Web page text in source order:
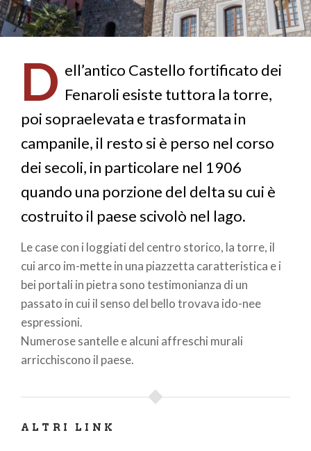
D ell’antico Castello fortificato dei
Fenaroli esiste tuttora la torre,
poi sopraelevata e trasformata in
campanile, il resto si è perso nel corso
dei secoli, in particolare nel 1906
quando una porzione del delta su cui è
costruito il paese scivolò nel lago.
Le case con i loggiati del centro storico, la torre, il
cui arco im-mette in una piazzetta caratteristica e i
bei portali in pietra sono testimonianza di un
passato in cui il senso del bello trovava ido-nee
espressioni.
Numerose santelle e alcuni affreschi murali
arricchiscono il paese.
ALTRI LINK